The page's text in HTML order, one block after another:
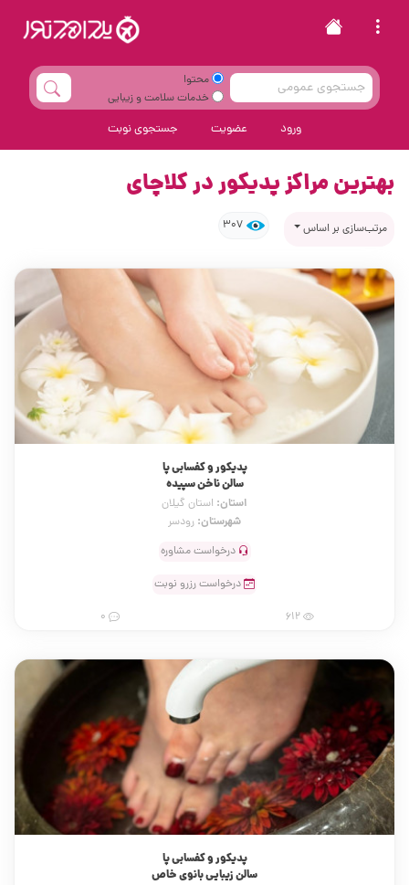
محتوا
خدمات سلامت و زیبایی
ورود عضویت جستجوی نوبت
بهترین مراکز پدیکور در کلاچای
مرتب‌سازی بر اساس 307
پدیکور و کفسابی پا
سالن ناخن سپیده
استان: استان گیلان
شهرستان: رودسر
درخواست مشاوره
درخواست رزرو نوبت
612
پدیکور و کفسابی پا
سالن زیبایی بانوی خاص